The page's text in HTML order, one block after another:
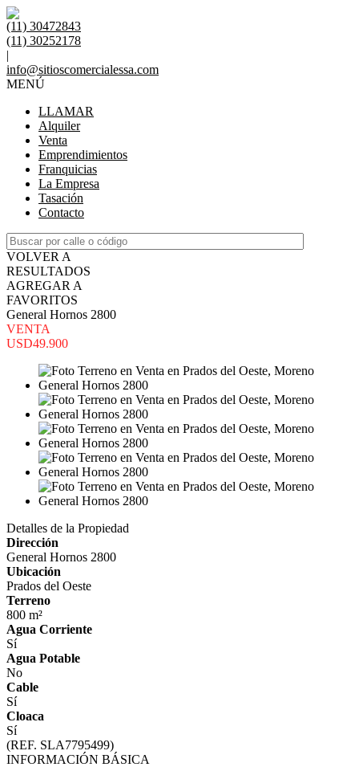
(11) 30472843
(11) 30252178
|
info@sitioscomercialessa.com
MENÚ
LLAMAR
Alquiler
Venta
Emprendimientos
Franquicias
La Empresa
Tasación
Contacto
VOLVER A
RESULTADOS
AGREGAR A
FAVORITOS
General Hornos 2800
VENTA
USD49.900
Detalles de la Propiedad
Dirección
General Hornos 2800
Ubicación
Prados del Oeste
Terreno
800 m²
Agua Corriente
Sí
Agua Potable
No
Cable
Sí
Cloaca
Sí
(REF. SLA7795499)
INFORMACIÓN BÁSICA